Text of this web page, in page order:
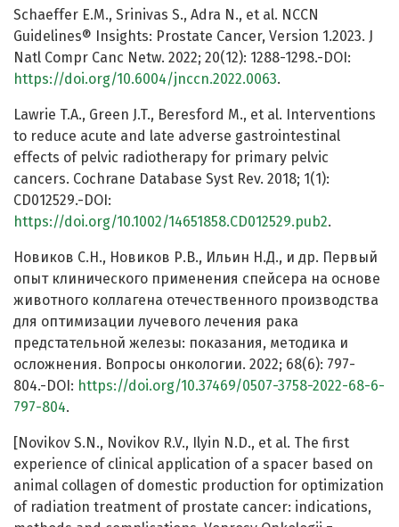
Schaeffer E.M., Srinivas S., Adra N., et al. NCCN
Guidelines® Insights: Prostate Cancer, Version 1.2023. J
Natl Compr Canc Netw. 2022; 20(12): 1288-1298.-DOI:
https://doi.org/10.6004/jnccn.2022.0063.
Lawrie T.A., Green J.T., Beresford M., et al. Interventions
to reduce acute and late adverse gastrointestinal
effects of pelvic radiotherapy for primary pelvic
cancers. Cochrane Database Syst Rev. 2018; 1(1):
CD012529.-DOI:
https://doi.org/10.1002/14651858.CD012529.pub2.
Новиков С.Н., Новиков Р.В., Ильин Н.Д., и др. Первый
опыт клинического применения спейсера на основе
животного коллагена отечественного производства
для оптимизации лучевого лечения рака
предстательной железы: показания, методика и
осложнения. Вопросы онкологии. 2022; 68(6): 797-
804.-DOI: https://doi.org/10.37469/0507-3758-2022-68-6-
797-804.
[Novikov S.N., Novikov R.V., Ilyin N.D., et al. The first
experience of clinical application of a spacer based on
animal collagen of domestic production for optimization
of radiation treatment of prostate cancer: indications,